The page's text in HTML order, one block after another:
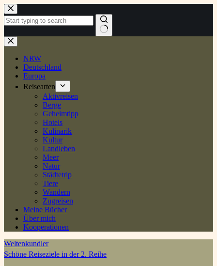
Zum
Inhalt
springen
Keine
Ergebnisse
NRW
Deutschland
Europa
Reisearten
Aktivreisen
Berge
Geheimtipp
Hotels
Kulinarik
Kultur
Landleben
Meer
Natur
Städtetrip
Tiere
Wandern
Zugreisen
Meine Bücher
Über mich
Kooperationen
Weltenkundler
Schöne Reiseziele in der 2. Reihe